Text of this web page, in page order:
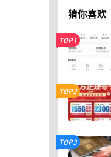
猜你喜欢
TOP1
TOP2
TOP3